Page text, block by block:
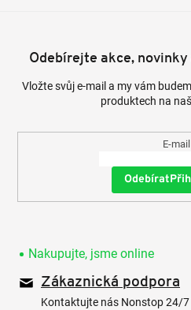
Odebírejte akce,
Vložte svůj e-mail a my vám
produktech na
E-mail
Nakupujte, jsme online
Zákaznická podpora
Kontaktujte nás Nonstop 24/7